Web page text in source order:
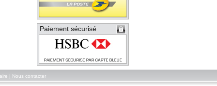
Paiement sécurisé
Nous contacter